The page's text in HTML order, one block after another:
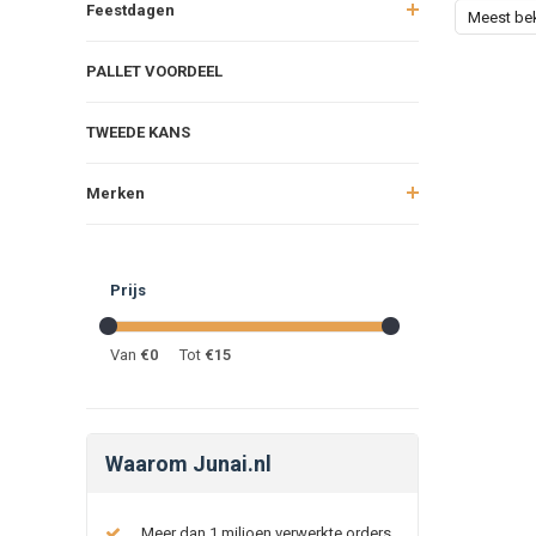
Feestdagen
PALLET VOORDEEL
TWEEDE KANS
Merken
Prijs
Van €0 Tot €15
Waarom Junai.nl
Meest